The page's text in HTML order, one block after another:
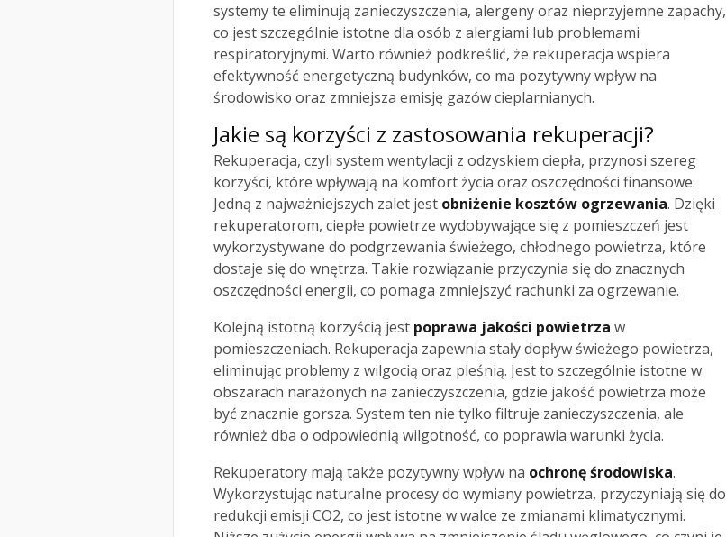
systemy te eliminują zanieczyszczenia, alergeny oraz nieprzyjemne zapachy,
co jest szczególnie istotne dla osób z alergiami lub problemami
respiratoryjnymi. Warto również podkreślić, że rekuperacja wspiera
efektywność energetyczną budynków, co ma pozytywny wpływ na
środowisko oraz zmniejsza emisję gazów cieplarnianych.
Jakie są korzyści z zastosowania rekuperacji?
Rekuperacja, czyli system wentylacji z odzyskiem ciepła, przynosi szereg
korzyści, które wpływają na komfort życia oraz oszczędności finansowe.
Jedną z najważniejszych zalet jest obniżenie kosztów ogrzewania. Dzięki
rekuperatorom, ciepłe powietrze wydobywające się z pomieszczeń jest
wykorzystywane do podgrzewania świeżego, chłodnego powietrza, które
dostaje się do wnętrza. Takie rozwiązanie przyczynia się do znacznych
oszczędności energii, co pomaga zmniejszyć rachunki za ogrzewanie.
Kolejną istotną korzyścią jest poprawa jakości powietrza w
pomieszczeniach. Rekuperacja zapewnia stały dopływ świeżego powietrza,
eliminując problemy z wilgocią oraz pleśnią. Jest to szczególnie istotne w
obszarach narażonych na zanieczyszczenia, gdzie jakość powietrza może
być znacznie gorsza. System ten nie tylko filtruje zanieczyszczenia, ale
również dba o odpowiednią wilgotność, co poprawia warunki życia.
Rekuperatory mają także pozytywny wpływ na ochronę środowiska.
Wykorzystując naturalne procesy do wymiany powietrza, przyczyniają się do
redukcji emisji CO2, co jest istotne w walce ze zmianami klimatycznymi.